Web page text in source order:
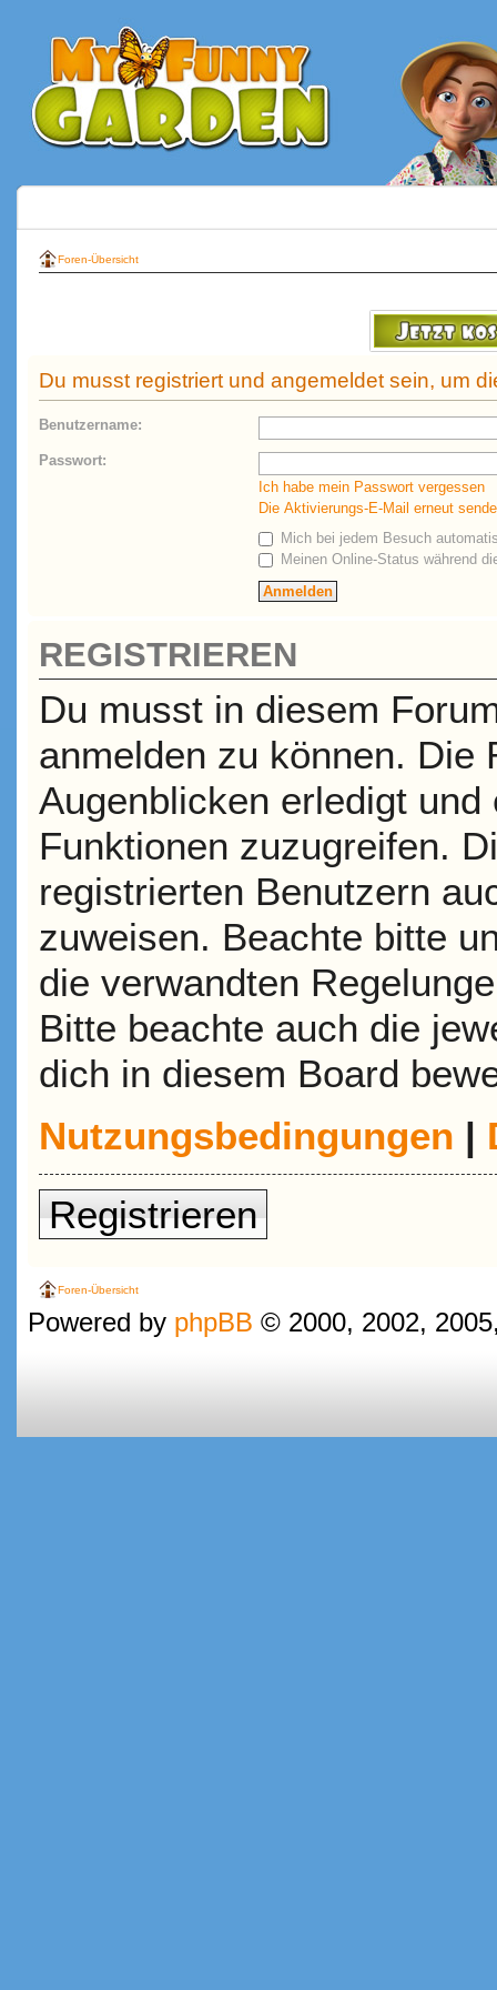
Foren-Übersicht
Du musst registriert und angemeldet sein, um
Benutzername:
Passwort:
Ich habe mein Passwort vergessen
Die Aktivierungs-E-Mail erneut
Mich bei jedem Besuch
Meinen Online-Status während
REGISTRIEREN
Du musst in diesem
anmelden zu können. Die
Augenblicken erledigt
Funktionen zuzugreifen.
registrierten Benutzern
zuweisen. Beachte bitte
die verwandten
Bitte beachte auch die
dich in diesem Board
Nutzungsbedingungen |
Registrieren
Foren-Übersicht
Powered by phpBB © 2000, 2002,